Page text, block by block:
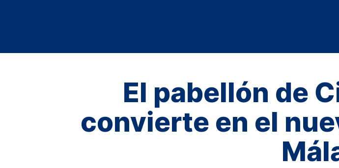
El pabellón de
convierte en el